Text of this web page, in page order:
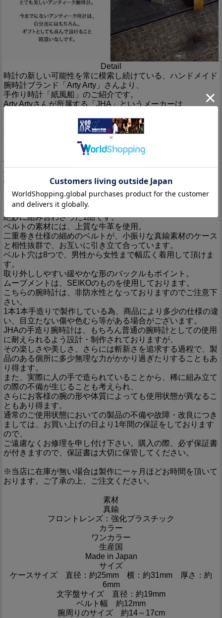
Detail
時計の新しい可能性を常に模索し続けている、ハンドメイド
腕時計ブランド「Arty Arty」さんより、
手作り時計「紙風船」のご紹介です。
Arty Artyさんが所属する「JHA」というメーカーは、
世界初のペーパークラフトウォッチを製作した篠原氏が設立
した手作り時計メーカーです。
20名ほどの腕時計作家が造りだす手作り腕時計は、独創的な
アンティークのような伝統と、優しい雰囲気を感じさせるも
のがあります。
ふんわりと浮かぶ、まるやしかくい紙風船のイメージで腕時
計を製作しました。
文字盤の文字には、古代文字にも分類され、古くから愛され
ている篆書を参考にしています。
重厚感のあるケースと、手作りならではの文字盤の世界観が
絶妙に組み合わさった1品です。
ベルトの素材には、上質な牛革を使用。
二重巻き仕様の細めのベルトが、小振りな真鍮素材のケース
と相性抜群で、お互いに引き立て合っています。
ベルト穴は8つで、男性から女性まで幅広く着用して頂けま
す。
取り外ししやすい緩やかな形のバックルもポイント。
ムーブメントは、SEIKOのものを使用しております。
こちらの腕時計は、非防水性となっておりますのでご注意下
さい。
1本1本手造りで製作している為、商品により多少の仕様の違
い、目立たない傷や色むら等がある場合がございます。
JHAの手造り腕時計は、もちろん普通の腕時計としての使用
に耐えられるよう設計・制作されておりますが、
その楽しさや美しさ、さらには斬新さを追求する過程で、製
品のある個所に多少無理な力がかかり過ぎたりすることもあ
り得ます。
また、実際に人の手で造られていることから、稀に組み立て
の際の不備が生じることも考えられ、
さらにお客様の腕の形や体質によっても使用状態が異なるこ
ともあり得ます。
通常のご使用状態においての製品の不備や故障・改良につき
ましては、お買い上げの日より1年間の保証をしております
ので、
ご遠慮なくお修理を申し付け下さい。購入の際、必ず保証書
が付きますので、保証書は大切に保管してください。
※当店に在庫が無い場合は製作に一ヶ月ほどお時間を頂いて
おります。ご了承の上、ご注文ください。
素材
真鍮
フロントレンズ：強化プラスチック
カラー
ワンカラー
生産国
Made in Japan
サイズ
ケースサイズ 直径：約25mm 横：約31mm 厚さ：約
6mm
文字盤サイズ 直径：約19mm
ベルト幅 約12mm
腕周りのサイズ 約14～17cm